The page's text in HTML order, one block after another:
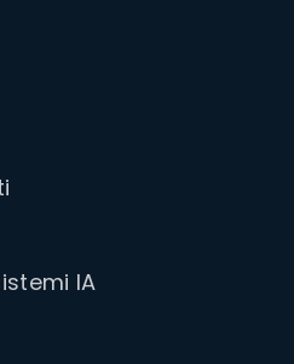
IA